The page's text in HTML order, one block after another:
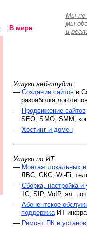
В мире
Мы не
мы
и
Услуги веб-студии:
— Создание сайтовв
разработка
— Продвижение сайтов
SEO, SMO, SMM,
— Хостинг и домен
Услуги по ИТ:
— Монтаж локальных
ЛВС, СКС, Wi-Fi,
— Сборка, настройка и
1С, SIP, VoIP, эл.
— Абонентское
поддержкаИТ
— Ремонт ПК и